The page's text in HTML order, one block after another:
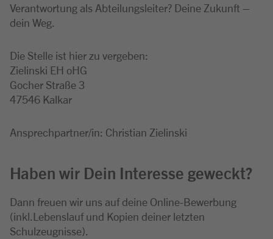
Verantwortung als Abteilungsleiter? Deine Zukunft –
dein Weg.
Die Stelle ist hier zu vergeben:
Zielinski EH oHG
Gocher Straße 3
47546 Kalkar
Ansprechpartner/in: Christian Zielinski
Haben wir Dein Interesse geweckt?
Dann freuen wir uns auf deine Online-Bewerbung
(inkl.Lebenslauf und Kopien deiner letzten
Schulzeugnisse).